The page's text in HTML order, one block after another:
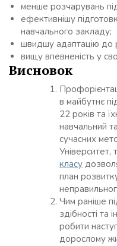
менше розчарувань
ефективнішу
навчального закладу;
швидшу адаптацію до
вищу впевненість у
Висновок
в майбутнє
22 років та
навчальний
сучасних
Університет,
класу
план
Чим раніше
здібності та
робити
дорослому